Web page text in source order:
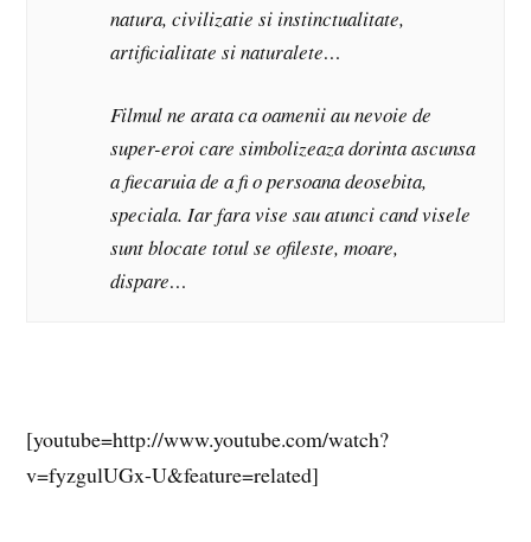
natura, civilizatie si instinctualitate,
artificialitate si naturalete…
Filmul ne arata ca oamenii au nevoie de
super-eroi care simbolizeaza dorinta ascunsa
a fiecaruia de a fi o persoana deosebita,
speciala. Iar fara vise sau atunci cand visele
sunt blocate totul se ofileste, moare,
dispare…
[youtube=http://www.youtube.com/watch?
v=fyzgulUGx-U&feature=related]